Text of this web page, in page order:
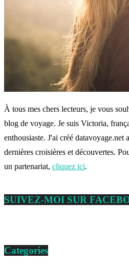
À tous mes chers lecteurs, je vous
blog de voyage. Je suis Victoria,
enthousiaste. J'ai créé datavoyage.net
dernières croisières et découvertes.
un partenariat, cliquez ici.
SUIVEZ-MOI SUR
Categories